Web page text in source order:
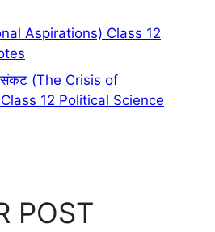
Aspirations) Class 12
संकट (The Crisis of
12 Political Science
POST